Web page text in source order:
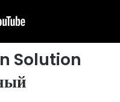
Solution